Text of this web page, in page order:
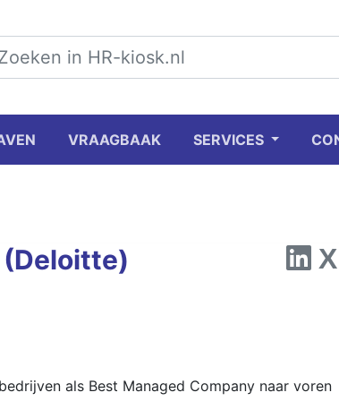
VRAAGBAAK SERVICES
(Deloitte)
als Best Managed Company naar voren